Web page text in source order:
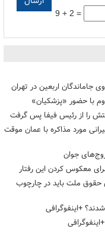
9 + 2 =
جاماندگان اربعین در تهران
را از رئیس فیفا پس گرفت
مورد مذاکره با عمان موقت
جوان
حقوق ملت باید در چارچوب
+اینفوگرافی